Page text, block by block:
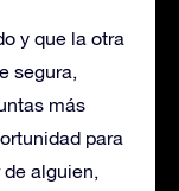
y que la otra
segura,
más
para
alguien,